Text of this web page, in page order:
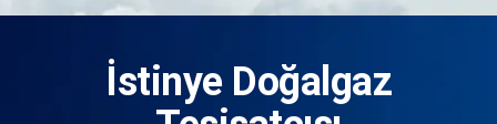
İstinye Doğalgaz